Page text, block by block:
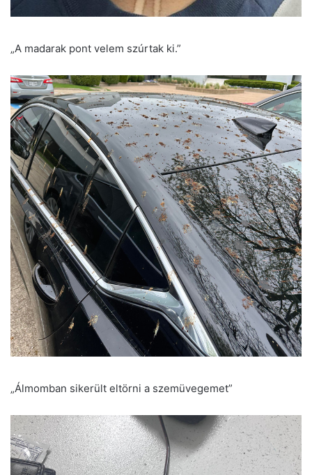
„A madarak pont velem szúrtak ki.”
„Álmomban sikerült eltörni a szemüvegemet”